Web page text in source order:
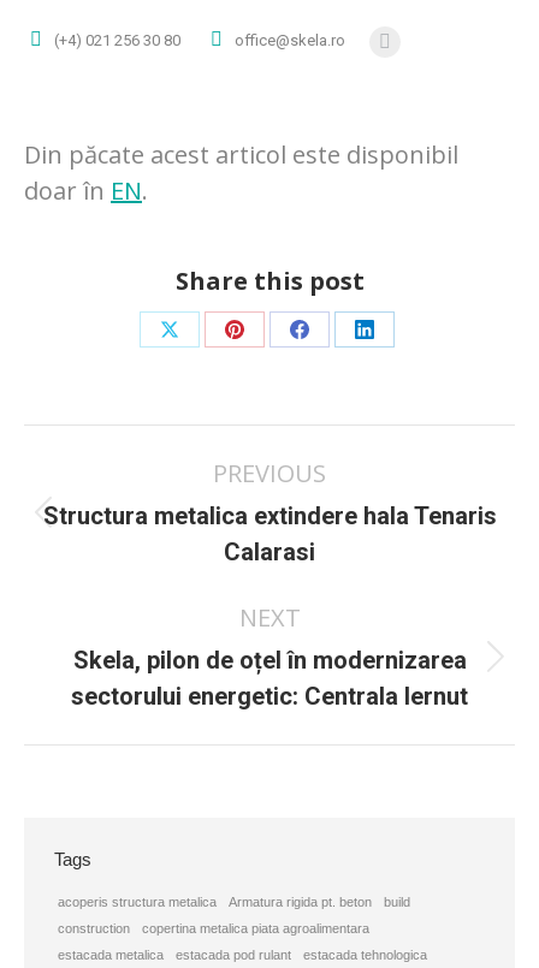
(+4) 021 256 30 80 office@skela.ro
Facebook
in
new
Din păcate acest articol este disponibil
doar în EN.
Share this post
Share Share Share Share
PREVIOUS
Previous
post:
Structura metalica extindere hala Tenaris
Calarasi
NEXT
Next
post:
Skela, pilon de oțel în modernizarea
sectorului energetic: Centrala Iernut
Tags
acoperis structura metalica Armatura rigida pt. beton
build
construction
copertina metalica piata agroalimentara
estacada metalica
estacada pod rulant
estacada tehnologica